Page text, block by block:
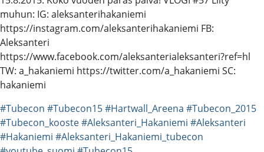
muhun: IG: aleksanterihakaniemi
https://instagram.com/aleksanterihakaniemi FB:
Aleksanteri
https://www.facebook.com/aleksanterialeksanteri?ref=hl
TW: a_hakaniemi https://twitter.com/a_hakaniemi SC:
hakaniemi
#Tubecon #Tubecon15#Hartwall_Areena #Tubecon_2015
#Tubecon_kooste#Aleksanteri_Hakaniemi #Aleksanteri
#Hakaniemi #Aleksanteri_Hakaniemi_tubecon